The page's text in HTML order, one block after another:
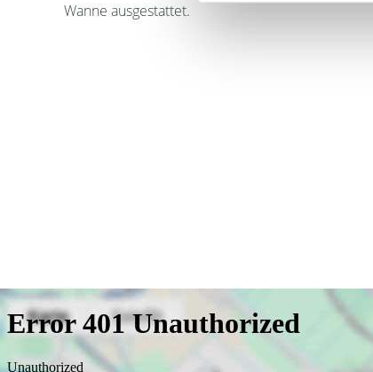
Wanne ausgestattet.